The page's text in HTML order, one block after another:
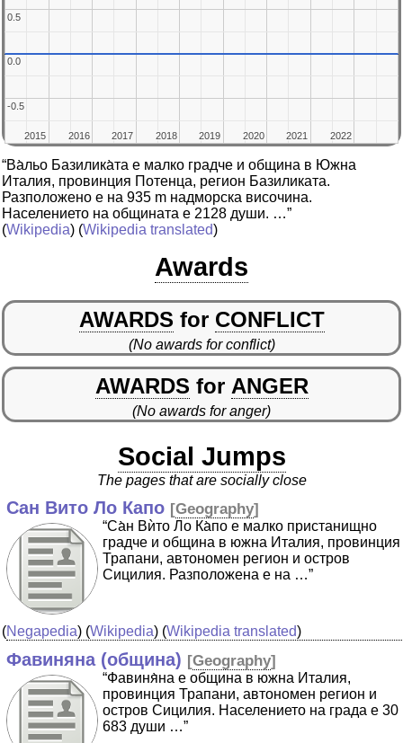
2015
2015 2016
2016 2017
2017 2018
2018 2019
2019 2020
2020 2021
2021 2022
2022
-0.5
-0.5
0.0
0.0
0.5
0.5
“Ва̀льо Базилика̀та е малко градче и община в Южна
Италия, провинция Потенца, регион Базиликата.
Разположено е на 935 m надморска височина.
Населението на общината е 2128 души. …”
(Wikipedia) (Wikipedia translated)
Awards
AWARDS for CONFLICT
(No awards for conflict)
AWARDS for ANGER
(No awards for anger)
Social Jumps
The pages that are socially close
Сан Вито Ло Капо [Geography]
“Са̀н Вѝто Ло Ка̀по е малко пристанищно
градче и община в южна Италия, провинция
Трапани, автономен регион и остров
Сицилия. Разположена е на …”
(Negapedia) (Wikipedia) (Wikipedia translated)
Фавиняна (община) [Geography]
“Фавиня̀на е община в южна Италия,
провинция Трапани, автономен регион и
остров Сицилия. Населението на града е 30
683 души …”